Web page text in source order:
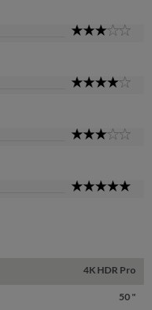
4K HDR Pro
50 "